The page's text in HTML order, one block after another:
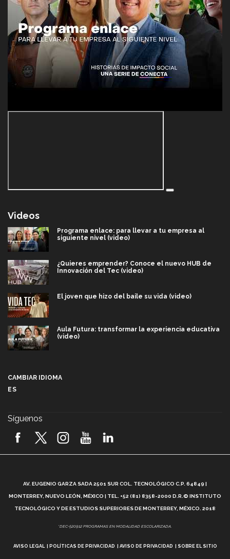
Videos
Programa enlace: para llevar a tu empresa al
siguiente nivel (video)
¿Quieres emprender? Conoce el nuevo HUB de
Innovación del Tec (video)
El joven que hizo del baile su vida (video)
Aula Futura: transformar la experiencia educativa
(video)
2026! (video)
¿Cómo es el Modelo Educativo Tec? (video)
Vida Tec: Feminismo e Inteligencia Artificial, Paola
CAMBIAR IDIOMA
ES
Síguenos
AV. EUGENIO GARZA SADA 2501 SUR COL. TECNOLÓGICO C.P. 64849 |
MONTERREY, NUEVO LEÓN, MÉXICO | TEL. +52 (81) 8358-2000 D.R.© INSTITUTO
TECNOLÓGICO Y DE ESTUDIOS SUPERIORES DE MONTERREY, MÉXICO. 2018
*DEC-520912 PROGRAMAS EN MODALIDAD ESCOLARIZADA.
AVISO LEGAL POLÍTICAS DE PRIVACIDAD AVISO DE PRIVACIDAD SOBRE EL SITIO